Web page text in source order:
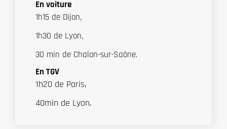
En voiture
1h15 de Dijon,
1h30 de Lyon,
30 min de Chalon-sur-Saône.
En TGV
1h20 de Paris,
40min de Lyon.